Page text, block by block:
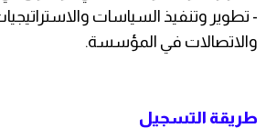
- تطوير وتنفيذ السياسات
والاتصالات في المؤسسة.
طريقة التسجيل